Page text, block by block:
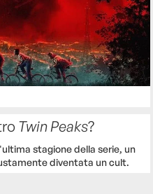
Twin Peaks?
stagione della serie, un
diventata un cult.